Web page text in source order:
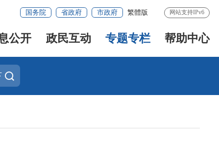
国务院 省政府 市政府 繁體版 网站支持IPv6
公开 政民互动 专题专栏 帮助中心